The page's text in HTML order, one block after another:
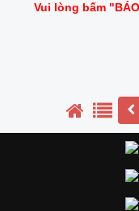
Vui lòng bấm